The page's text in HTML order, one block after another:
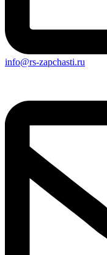
info@rs-zapchasti.ru